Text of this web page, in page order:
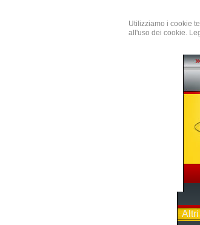
Utilizziamo i cookie
all'uso dei cookie.